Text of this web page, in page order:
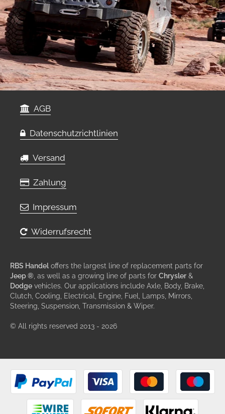
AGB
Datenschutzrichtlinien
Versand
Zahlung
Impressum
Widerrufsrecht
RBS Handel offers the largest line of replacement parts for
Jeep ® , as well as a growing line of parts for Chrysler &
Dodge vehicles. Our applications include Axle, Body, Brake,
Clutch, Cooling, Electrical, Engine, Fuel, Lamps, Mirrors,
Steering, Suspension, Transmission & Wiper.
© All rights reserved 2013 - 2026